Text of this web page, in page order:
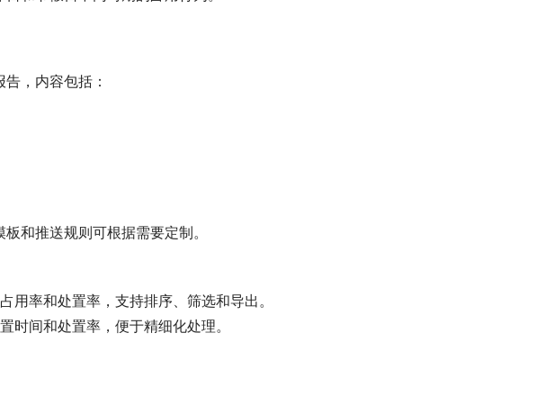
，内容包括：
和推送规则可根据需要定制。
用率和处置率，支持排序、筛选和导出。
时间和处置率，便于精细化处理。